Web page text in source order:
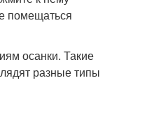
помещаться
осанки. Такие
разные типы